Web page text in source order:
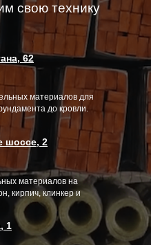
свою технику
материалов для
до кровли.
материалов на
кирпич, клинкер и
62
шоссе, 2
1